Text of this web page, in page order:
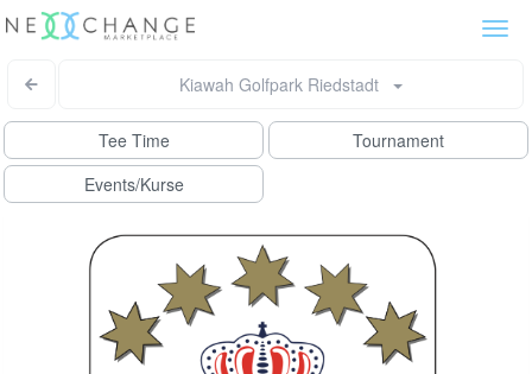
Kiawah Golfpark Riedstadt
Tee Time
Tournament
Events/Kurse